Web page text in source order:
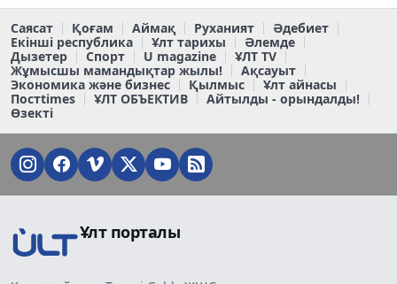
Саясат Қоғам Аймақ Руханият
Әдебиет
Екінші республика
Ұлт тарихы
Әлемде
Дызетер
Спорт U magazine
ҰЛТ TV
Жұмысшы мамандықтар жылы!
Ақсауыт
Экономика және бизнес
Қылмыс
Ұлт айнасы
Постtimes
ҰЛТ ОБЪЕКТИВ
Айтылды - орындалды!
Өзекті
Ұлт порталы